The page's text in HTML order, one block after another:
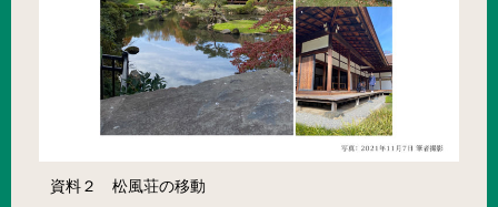
資料２ 松風荘の移動